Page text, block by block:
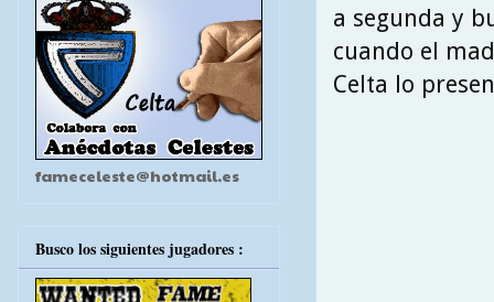
a segunda y
cuando el
Celta lo
fameceleste@hotmail.es
Busco los siguientes jugadores :